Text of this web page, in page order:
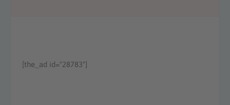
[the_ad id="28783"]